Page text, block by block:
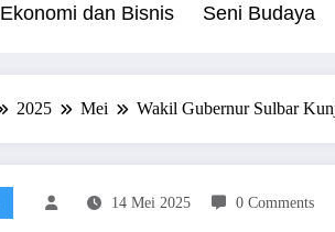
Ekonomi dan Bisnis Seni Budaya
2025 Mei Wakil Gubernur Sulbar
14 Mei 2025 0 Comments